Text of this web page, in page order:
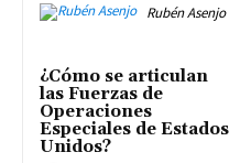
Rubén Asenjo
¿Cómo se articulan
las Fuerzas de
Operaciones
Especiales de Estados
Unidos?